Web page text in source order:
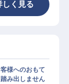
しく見る
様へのおもて
み出しません